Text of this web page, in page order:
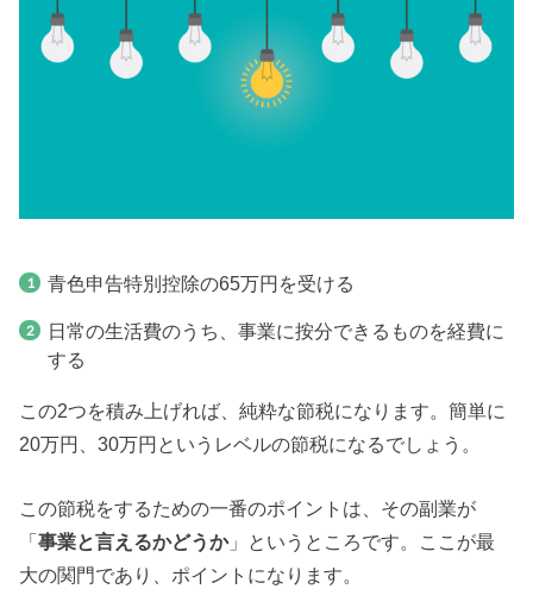
青色申告特別控除の65万円を受ける
日常の生活費のうち、事業に按分できるものを経費に
する
この2つを積み上げれば、純粋な節税になります。簡単に
20万円、30万円というレベルの節税になるでしょう。
この節税をするための一番のポイントは、その副業が
「事業と言えるかどうか」というところです。ここが最
大の関門であり、ポイントになります。